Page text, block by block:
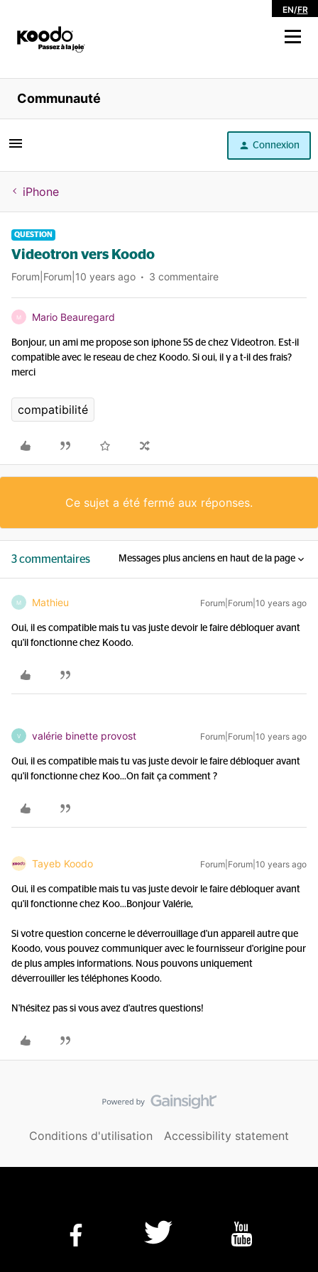
EN/FR
Magasiner
Libre service
Aide
Communauté
Connexion
iPhone
QUESTION
Videotron vers Koodo
Forum|Forum|10 years ago 3 commentaire
M Mario Beauregard
Bonjour, un ami me propose son iphone 5S de chez Videotron. Est-il
compatible avec le reseau de chez Koodo. Si oui, il y a t-il des frais?
merci
compatibilité
Ce sujet a été fermé aux réponses.
3 commentaires Messages plus anciens en haut de la page
M Mathieu Forum|Forum|10 years ago
Oui, il es compatible mais tu vas juste devoir le faire débloquer avant
qu'il fonctionne chez Koodo.
V valérie binette provost Forum|Forum|10 years ago
Oui, il es compatible mais tu vas juste devoir le faire débloquer avant
qu'il fonctionne chez Koo...On fait ça comment ?
Tayeb Koodo Forum|Forum|10 years ago
Oui, il es compatible mais tu vas juste devoir le faire débloquer avant
qu'il fonctionne chez Koo...Bonjour Valérie,
Si votre question concerne le déverrouillage d'un appareil autre que
Koodo, vous pouvez communiquer avec le fournisseur d'origine pour
de plus amples informations. Nous pouvons uniquement
déverrouiller les téléphones Koodo.
N'hésitez pas si vous avez d'autres questions!
Conditions d'utilisation Accessibility statement